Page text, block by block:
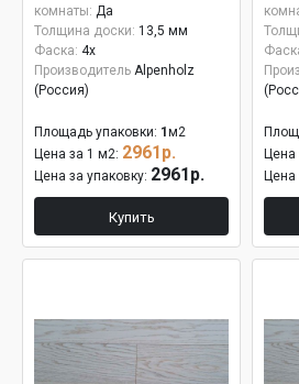
комнаты: Да
Толщина доски: 13,5 мм
Фаска: 4x
Производитель Alpenholz
(Россия)
Площадь упаковки: 1 м2
Цена за 1 м2: 2961р.
Цена за упаковку: 2961р.
Купить
Цена
Цена